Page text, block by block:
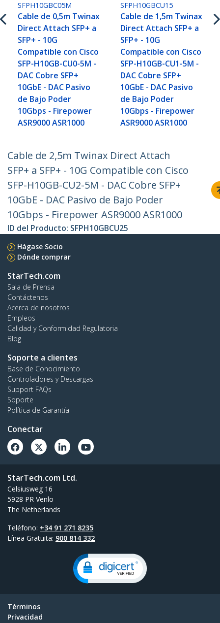
SFPH10GBC05M
Cable de 0,5m Twinax
Direct Attach SFP+ a
SFP+ - 10G
Compatible con Cisco
SFP-H10GB-CU0-5M -
DAC Cobre SFP+
10GbE - DAC Pasivo
de Bajo Poder
10Gbps - Firepower
ASR9000 ASR1000
SFPH10GBCU15
Cable de 1,5m Twinax
Direct Attach SFP+ a
SFP+ - 10G
Compatible con Cisco
SFP-H10GB-CU1-5M -
DAC Cobre SFP+
10GbE - DAC Pasivo
de Bajo Poder
10Gbps - Firepower
ASR9000 ASR1000
Cable de 2,5m Twinax Direct Attach
SFP+ a SFP+ - 10G Compatible con Cisco
SFP-H10GB-CU2-5M - DAC Cobre SFP+
10GbE - DAC Pasivo de Bajo Poder
10Gbps - Firepower ASR9000 ASR1000
ID del Producto: SFPH10GBCU25
Hágase Socio
Dónde comprar
StarTech.com
Sala de Prensa
Contáctenos
Acerca de nosotros
Empleos
Calidad y Conformidad Regulatoria
Blog
Soporte a clientes
Base de Conocimiento
Controladores y Descargas
Support FAQs
Soporte
Política de Garantía
Conectar
StarTech.com Ltd.
Celsiusweg 16
5928 PR Venlo
The Netherlands
Teléfono: +34 91 271 8235
Línea Gratuita: 900 814 332
Términos
Privacidad